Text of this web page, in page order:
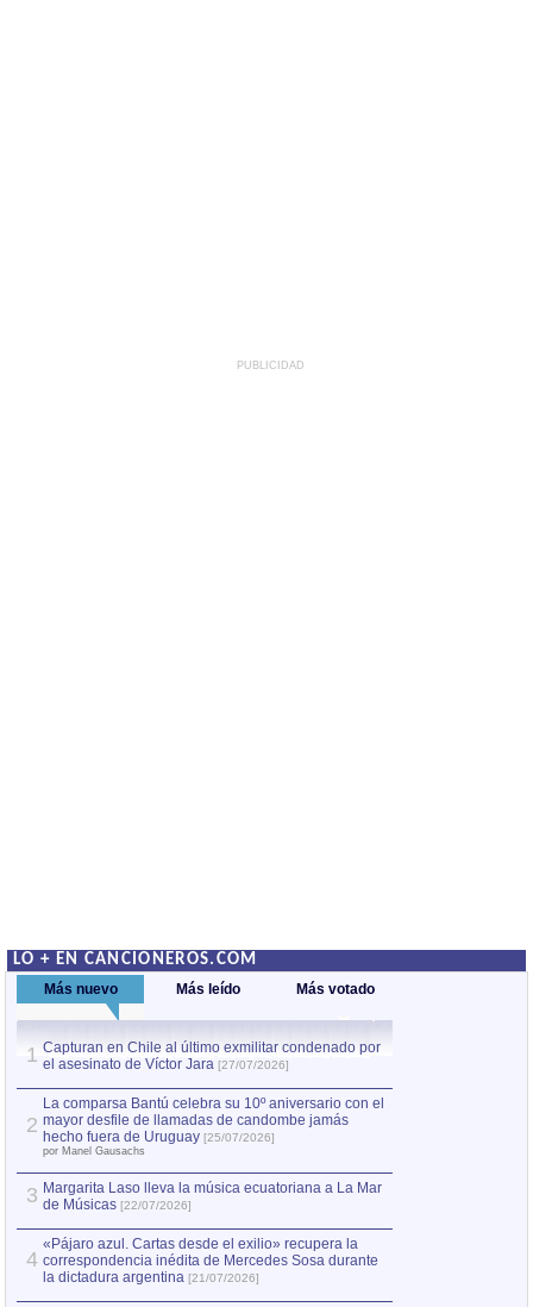
PUBLICIDAD
LO + EN CANCIONEROS.COM
Más nuevo Más leído Más votado
1 Capturan en Chile al último exmilitar condenado por
el asesinato de Víctor Jara [27/07/2026]
2
La comparsa Bantú celebra su 10º aniversario con el
mayor desfile de llamadas de candombe jamás
hecho fuera de Uruguay [25/07/2026]
por Manel Gausachs
3 Margarita Laso lleva la música ecuatoriana a La Mar
de Músicas [22/07/2026]
4
«Pájaro azul. Cartas desde el exilio» recupera la
correspondencia inédita de Mercedes Sosa durante
la dictadura argentina [21/07/2026]